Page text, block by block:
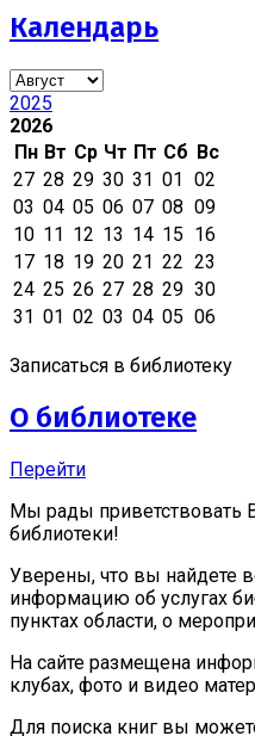
Календарь
2025
2026
Пн Вт Ср Чт Пт Сб Вс
27 28 29 30 31 01 02
03 04 05 06 07 08 09
10 11 12 13 14 15 16
17 18 19 20 21 22 23
24 25 26 27 28 29 30
31 01 02 03 04 05 06
Записаться в библиотеку
О библиотеке
Перейти
Мы рады приветствовать
библиотеки!
Уверены, что вы найдете
информацию об услугах
пунктах области, о
На сайте размещена
клубах, фото и видео
Для поиска книг вы